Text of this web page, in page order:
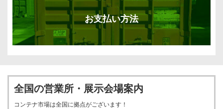
お支払い方法
全国の営業所・展示会場案内
コンテナ市場は全国に拠点がございます！